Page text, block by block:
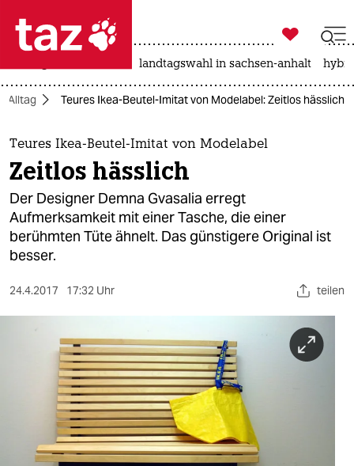
 taz zahl ich
taz zahl ich
themen
politik
öko
gesellschaft
kultur
sport
wahrheit

taz zahl ich
landtagswahl in sachsen-anhalt
Alltag Teures Ikea-Beutel-Imitat von Modelabel: Zeitlos hässlich
Teures Ikea-Beutel-Imitat von Modelabel
Zeitlos hässlich
Der Designer Demna Gvasalia erregt
Aufmerksamkeit mit einer Tasche, die einer
berühmten Tüte ähnelt. Das günstigere Original ist
besser.
24.4.2017 17:32 Uhr teilen